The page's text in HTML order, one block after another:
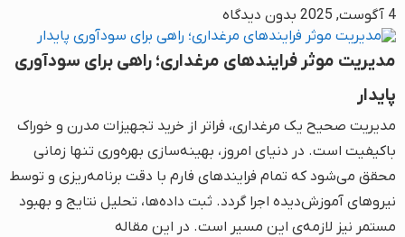
4 آگوست, 2025
بدون دیدگاه
مدیریت موثر فرایندهای مرغداری؛ راهی برای سودآوری
پایدار
مدیریت صحیح یک مرغداری، فراتر از خرید تجهیزات مدرن و خوراک
باکیفیت است. در دنیای امروز، بهینه‌سازی بهره‌وری تنها زمانی
محقق می‌شود که تمام فرایندهای فارم با دقت برنامه‌ریزی و توسط
نیروهای آموزش‌دیده اجرا گردد. ثبت داده‌ها، تحلیل نتایج و بهبود
مستمر نیز لازمه‌ی این مسیر است. در این مقاله